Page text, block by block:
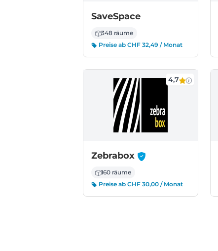
SaveSpace
348 räume
Preise ab CHF 32,49 / Monat
4,7
Zebrabox -
160 räume
Preise ab CHF 30,00 / Monat